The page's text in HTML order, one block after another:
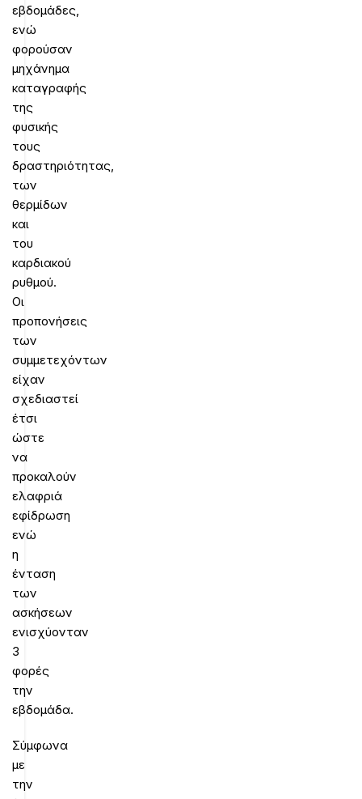
εβδομάδες,
ενώ
φορούσαν
μηχάνημα
καταγραφής
της
φυσικής
τους
δραστηριότητας,
των
θερμίδων
και
του
καρδιακού
ρυθμού.
Οι
προπονήσεις
των
συμμετεχόντων
είχαν
σχεδιαστεί
έτσι
ώστε
να
προκαλούν
ελαφριά
εφίδρωση
ενώ
η
ένταση
των
ασκήσεων
ενισχύονταν
3
φορές
την
εβδομάδα.
Σύμφωνα
με
την